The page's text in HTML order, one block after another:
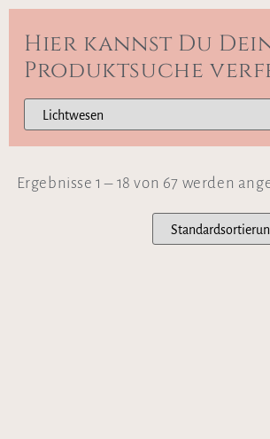
Hier kannst Du
Produktsuche
Ergebnisse 1 – 18 von 67 werden